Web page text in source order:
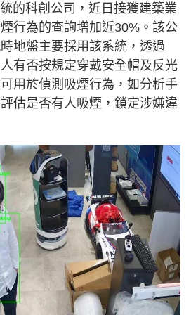
的科創公司，近日接獲建築業
行為的查詢增加近30%。該公
地盤主要採用該系統，透過
人有否按規定穿戴安全帽及反光
用於偵測吸煙行為，如分析手
估是否有人吸煙，鎖定涉嫌違